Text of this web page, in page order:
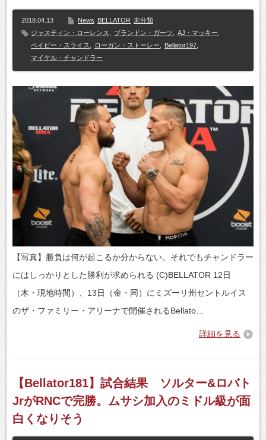
2018.04.13 News BELLATOR 未分類
ジャスティン・ローレンス
ブランドン・ガーツ AJ・マッキー
ベイビー・スライス
ローガン・ストーレー Bellator197
マイケル・チャンドラー
【写真】勝負は何が起こるか分からない。それでもチャンドラー
にはしっかりとした勝利が求められる (C)BELLATOR 12日
（木・現地時間）、13日（金・同）にミズーリ州セントルイス
のザ・ファミリー・アリーナで開催されるBellato…
詳細を見る
【Bellator181】試合結果 ソルター&ロバト
JrがRNCで完勝。ムサシ加入のミドル級が面
白くなりそう